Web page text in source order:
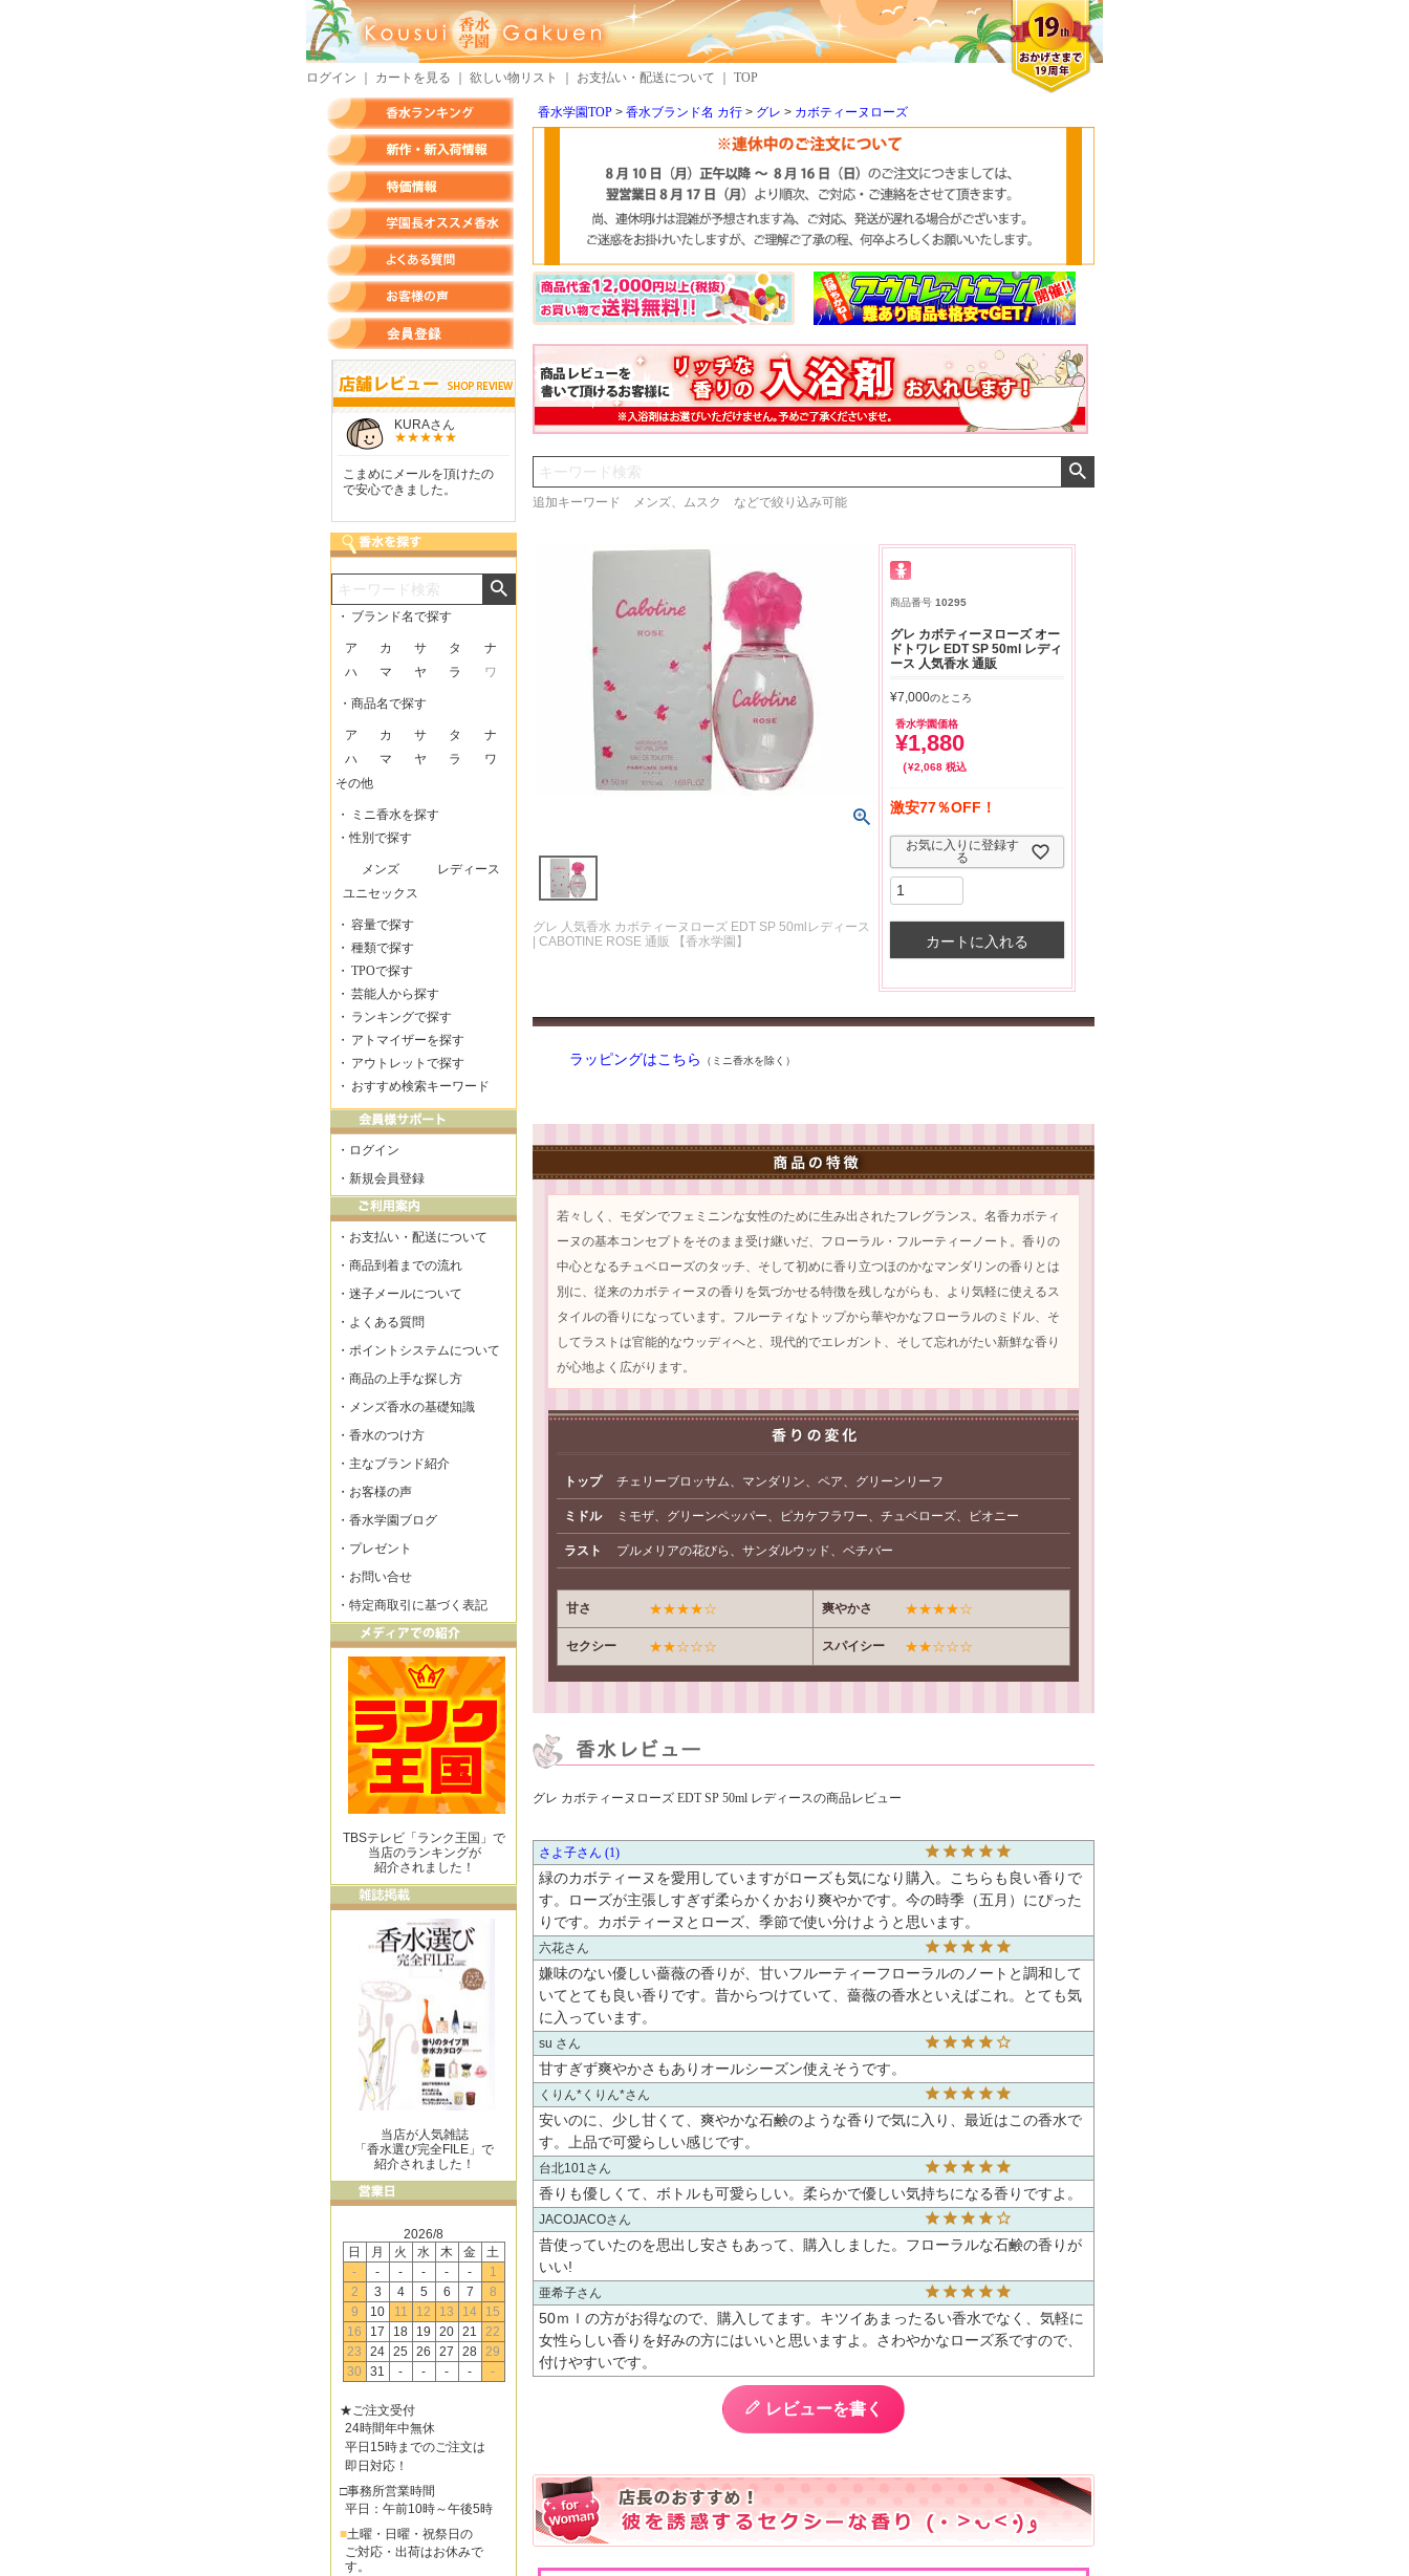
ログイン カートを見る 欲しい物リスト お支払い・配送について TOP
香水学園TOP 香水ブランド名 カ行 グレ カボティーヌローズ
検索
追加キーワード メンズ、ムスク などで絞り込み可能
グレ 人気香水 カボティーヌローズ EDT SP 50mlレディース
| CABOTINE ROSE 通販 【香水学園】
商品番号 10295
グレ カボティーヌローズ オー
ドトワレ EDT SP 50ml レディ
ース 人気香水 通販
¥7,000のところ
香水学園価格
¥1,880
¥2,068 税込
激安77％OFF！
お気に入りに登録す
る
カートに入れる
ラッピングはこちら （ミニ香水を除く）
若々しく、モダンでフェミニンな女性のために生み出されたフレグランス。名香カボティ
ーヌの基本コンセプトをそのまま受け継いだ、フローラル・フルーティーノート。香りの
中心となるチュベローズのタッチ、そして初めに香り立つほのかなマンダリンの香りとは
別に、従来のカボティーヌの香りを気づかせる特徴を残しながらも、より気軽に使えるス
タイルの香りになっています。フルーティなトップから華やかなフローラルのミドル、そ
してラストは官能的なウッディへと、現代的でエレガント、そして忘れがたい新鮮な香り
が心地よく広がります。
トップ チェリーブロッサム、マンダリン、ペア、グリーンリーフ
ミドル ミモザ、グリーンペッパー、ピカケフラワー、チュベローズ、ビオニー
ラスト プルメリアの花びら、サンダルウッド、ベチバー
甘さ ★★★★☆ 爽やかさ ★★★★☆
セクシー ★★☆☆☆ スパイシー ★★☆☆☆
グレ カボティーヌローズ EDT SP 50ml レディースの商品レビュー
さよ子 1
緑のカボティーヌを愛用していますがローズも気になり購入。こちらも良い香りで
す。ローズが主張しすぎず柔らかくかおり爽やかです。今の時季（五月）にぴった
りです。カボティーヌとローズ、季節で使い分けようと思います。
六花
嫌味のない優しい薔薇の香りが、甘いフルーティーフローラルのノートと調和して
いてとても良い香りです。昔からつけていて、薔薇の香水といえばこれ。とても気
に入っています。
su
甘すぎず爽やかさもありオールシーズン使えそうです。
くりん*くりん*
安いのに、少し甘くて、爽やかな石鹸のような香りで気に入り、最近はこの香水で
す。上品で可愛らしい感じです。
台北101
香りも優しくて、ボトルも可愛らしい。柔らかで優しい気持ちになる香りですよ。
JACOJACO
昔使っていたのを思出し安さもあって、購入しました。フローラルな石鹸の香りが
いい!
亜希子
50ｍｌの方がお得なので、購入してます。キツイあまったるい香水でなく、気軽に
女性らしい香りを好みの方にはいいと思いますよ。さわやかなローズ系ですので、
付けやすいです。
レビューを書く
KURAさん
こまめにメールを頂けたの
で安心できました。
しらすさん
商品が早く届いたのでよか
ったです。また利用させて
もらいます！
MMさん
量試せるところが魅力でし
た。
クロエさん
した。またよろしくお願い
おまけありがとうございま
した。早速レビューを書き
・ ブランド名で探す
ア カ サ タ
ナ
ハ
マ ヤ ラ ワ
・商品名で探す
ア カ サ タ
ナ
ハ
マ ヤ ラ
ワ
その他
・
ミニ香水を探す
・性別で探す
メンズ
レディース
ユニセックス
・ 容量で探す
・ 種類で探す
・ TPOで探す
・ 芸能人から探す
・ ランキングで探す
・ アトマイザーを探す
・ アウトレットで探す
・ おすすめ検索キーワード
・ ログイン
・ 新規会員登録
・ お支払い・配送について
・ 商品到着までの流れ
・ 迷子メールについて
・ よくある質問
・ ポイントシステムについて
・ 商品の上手な探し方
・ メンズ香水の基礎知識
・ 香水のつけ方
・ 主なブランド紹介
・ お客様の声
・ 香水学園ブログ
・ プレゼント
・ お問い合せ
・ 特定商取引に基づく表記
TBSテレビ「ランク王国」で
当店のランキングが
紹介されました！
当店が人気雑誌
「香水選び完全FILE」で
紹介されました！
2026/8
日
月 火 水 木 金
土
-
- - - - -
1
2
3 4 5 6 7
8
9
10 11 12 13 14
15
16
17 18 19 20 21
22
23
24 25 26 27 28 29
30
31 - - - - -
★ご注文受付
24時間年中無休
平日15時までのご注文は
即日対応！
□事務所営業時間
平日：午前10時～午後5時
■土曜・日曜・祝祭日の
ご対応・出荷はお休みで
す。